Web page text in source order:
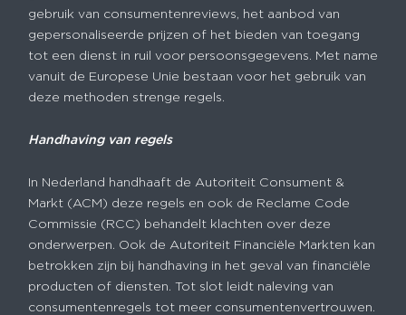
gebruik van consumentenreviews, het aanbod van
gepersonaliseerde prijzen of het bieden van toegang
tot een dienst in ruil voor persoonsgegevens. Met name
vanuit de Europese Unie bestaan voor het gebruik van
deze methoden strenge regels.
Handhaving van regels
In Nederland handhaaft de Autoriteit Consument &
Markt (ACM) deze regels en ook de Reclame Code
Commissie (RCC) behandelt klachten over deze
onderwerpen. Ook de Autoriteit Financiële Markten kan
betrokken zijn bij handhaving in het geval van financiële
producten of diensten. Tot slot leidt naleving van
consumentenregels tot meer consumentenvertrouwen.